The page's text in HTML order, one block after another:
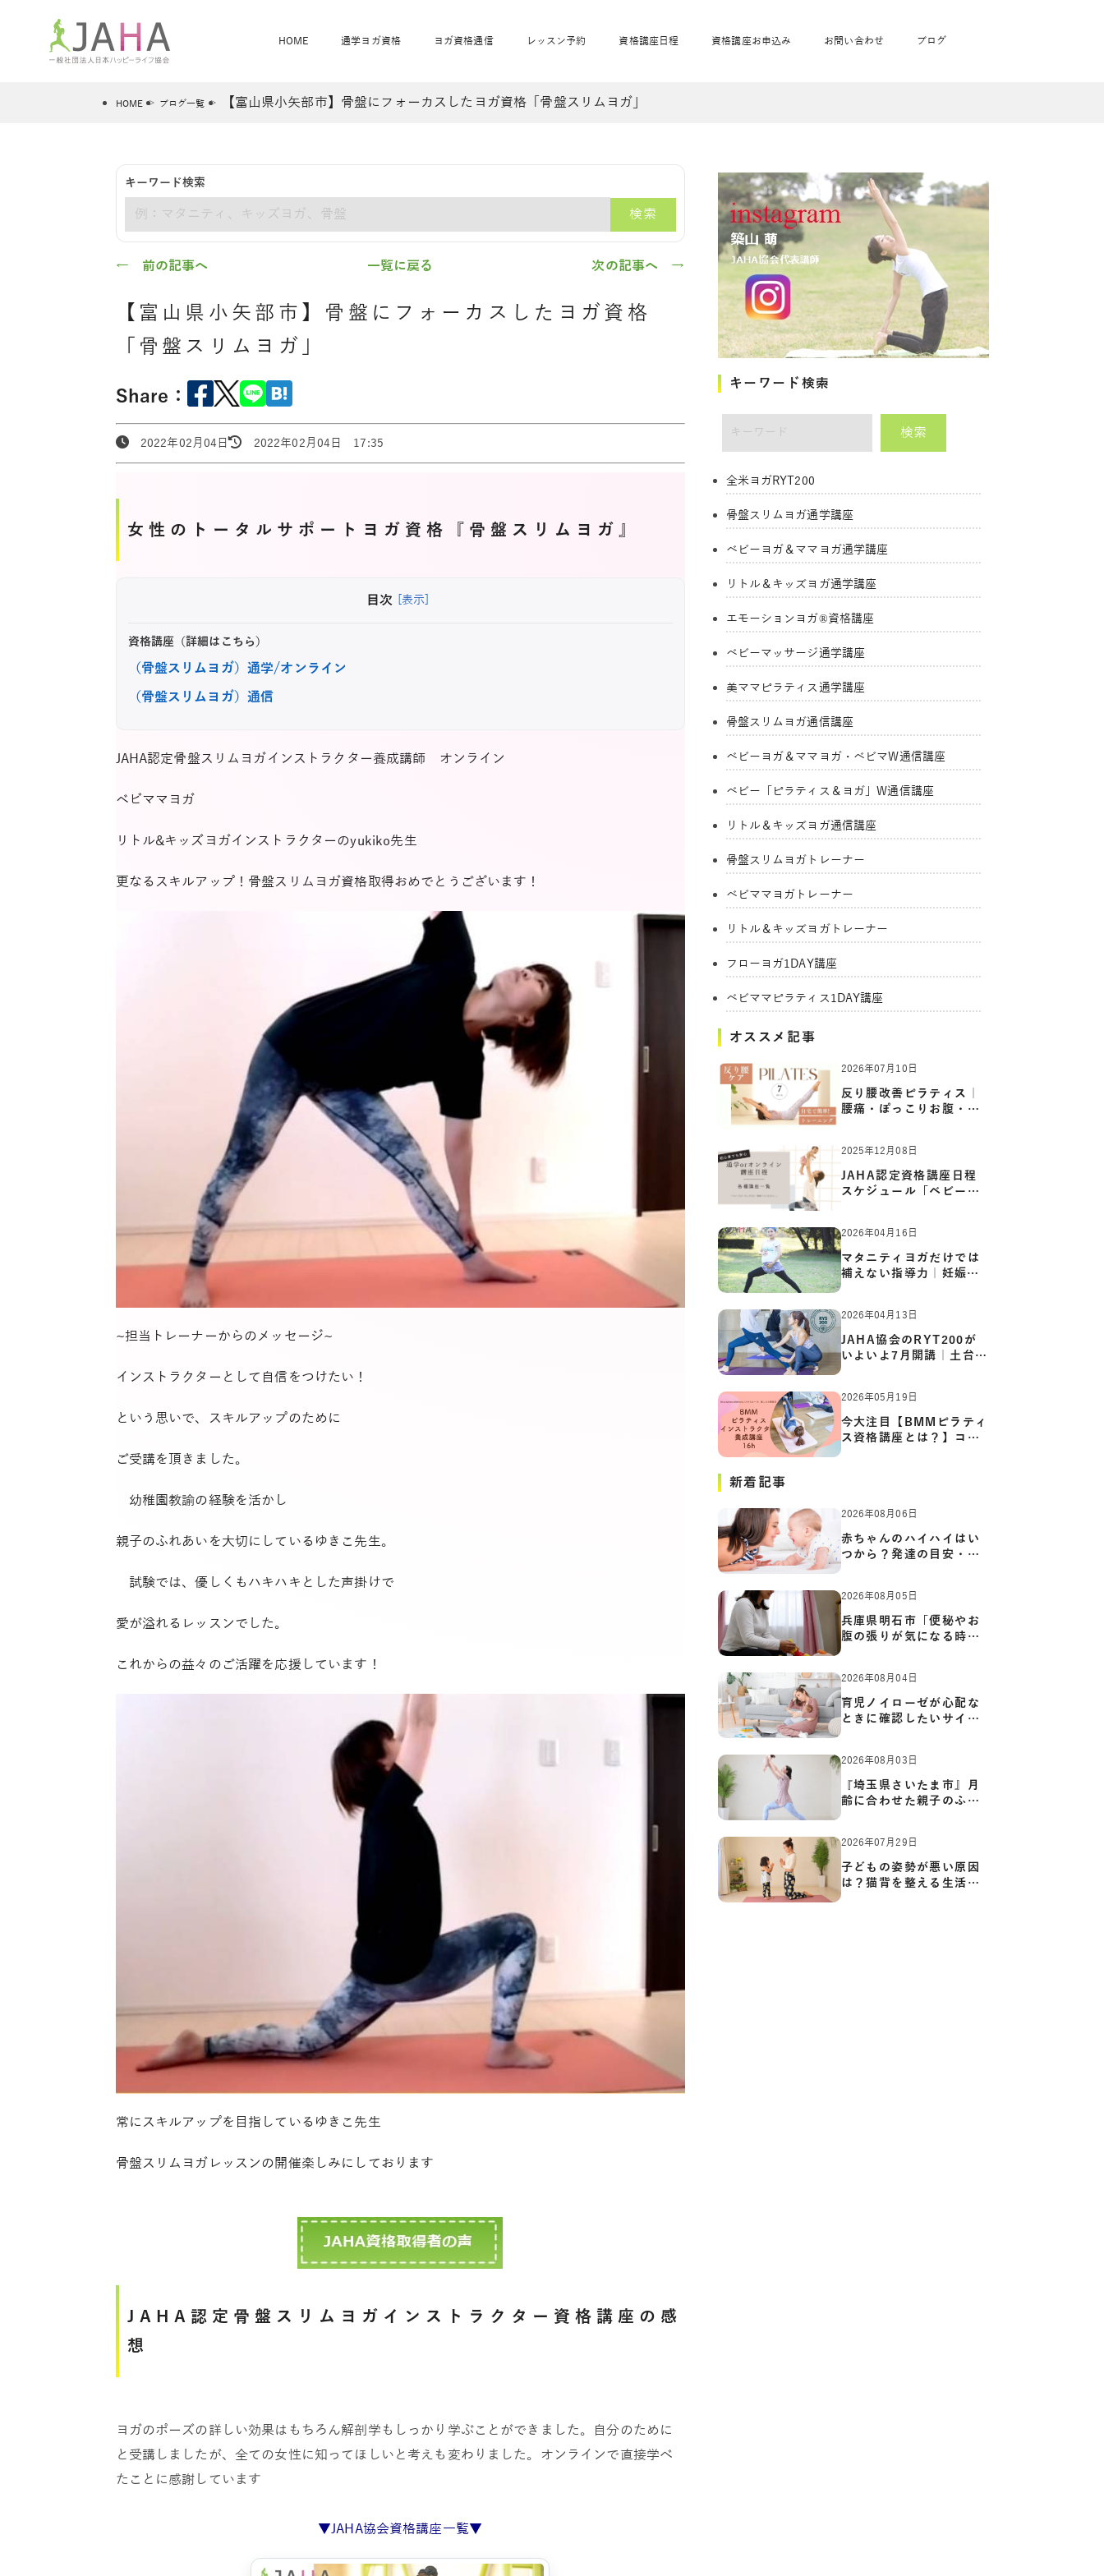
HOME
JAHAについて JAHAヨガスタジオ概要 直営校ブログ
通学ヨガ資格
JAHA資格講座一覧 卒業生の声 養成講座お申込み
リトル＆キッズヨガ通学
エモーションヨガ®通学
ベビーマッサージ通学
美ママピラティス通学
ヨガ資格通信
骨盤スリムヨガ®通信 ベビママヨガW通信 ベビー「ピラティス＆ヨガ」W通信 リトル＆キッズヨガ通信
レッスン予約
ヨガレッスンカレンダー オンラインヨガ詳細 出張ヨガ・オフィスヨガ
ベビママヨガ
ベビーチャクラマッサージ
JAHAnavi Lesson
資格講座日程
全米ヨガRYT200
骨盤スリムヨガ
®
オンライン講座
資格講座お申込み お問い合わせ ブログ
HOME ブログ一覧 【富山県小矢部市】骨盤にフォーカスしたヨガ資格「骨盤スリムヨガ」
キーワード検索
検索
← 前の記事へ 一覧に戻る 次の記事へ →
【富山県小矢部市】骨盤にフォーカスしたヨガ資格
「骨盤スリムヨガ」
Share：
2022年02月04日 2022年02月04日 17:35
女性のトータルサポートヨガ資格『骨盤スリムヨガ』
目次 [表示]
資格講座（詳細はこちら）
（骨盤スリムヨガ）通学/オンライン
（骨盤スリムヨガ）通信
JAHA認定骨盤スリムヨガインストラクター養成講師 オンライン
ベビママヨガ
リトル&キッズヨガインストラクターのyukiko先生
更なるスキルアップ！骨盤スリムヨガ資格取得おめでとうございます！
~担当トレーナーからのメッセージ~
インストラクターとして自信をつけたい！
という思いで、スキルアップのために
ご受講を頂きました。
幼稚園教諭の経験を活かし
親子のふれあいを大切にしているゆきこ先生。
試験では、優しくもハキハキとした声掛けで
愛が溢れるレッスンでした。
これからの益々のご活躍を応援しています！
常にスキルアップを目指しているゆきこ先生
骨盤スリムヨガレッスンの開催楽しみにしております
JAHA認定骨盤スリムヨガインストラクター資格講座の感
想
ヨガのポーズの詳しい効果はもちろん解剖学もしっかり学ぶことができました。自分のために
と受講しましたが、全ての女性に知ってほしいと考えも変わりました。オンラインで直接学べ
たことに感謝しています
▼JAHA協会資格講座一覧▼
キーワード検索
検索
全米ヨガRYT200
骨盤スリムヨガ通学講座
ベビーヨガ＆ママヨガ通学講座
リトル＆キッズヨガ通学講座
エモーションヨガ®資格講座
ベビーマッサージ通学講座
美ママピラティス通学講座
骨盤スリムヨガ通信講座
ベビーヨガ＆ママヨガ・ベビマW通信講座
ベビー「ピラティス＆ヨガ」W通信講座
リトル＆キッズヨガ通信講座
骨盤スリムヨガトレーナー
ベビママヨガトレーナー
リトル＆キッズヨガトレーナー
フローヨガ1DAY講座
ベビママピラティス1DAY講座
オススメ記事
2026年07月10日
反り腰改善ピラティス｜
腰痛・ぽっこりお腹・姿
2025年12月08日
JAHA認定資格講座日程
スケジュール「ベビーヨ
2026年04月16日
マタニティヨガだけでは
補えない指導力｜妊娠期
の体…
2026年04月13日
JAHA協会のRYT200が
いよいよ7月開講｜土台か
ら応用ま…
2026年05月19日
今大注目【BMMピラティ
ス資格講座とは？】コア
からカ…
新着記事
2026年08月06日
赤ちゃんのハイハイはい
つから？発達の目安・練
習方…
2026年08月05日
兵庫県明石市「便秘やお
腹の張りが気になる時に
知っ…
2026年08月04日
育児ノイローゼが心配な
ときに確認したいサイン
と心…
2026年08月03日
『埼玉県さいたま市』月
齢に合わせた親子のふれ
あい…
2026年07月29日
子どもの姿勢が悪い原因
は？猫背を整える生活習
慣と…